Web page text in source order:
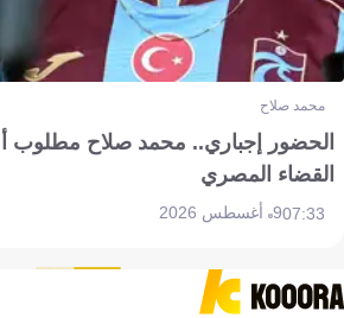
محمد صلاح
الحضور إجباري.. محمد صلاح مطلوب
القضاء المصري
07:339 أغسطس 2026